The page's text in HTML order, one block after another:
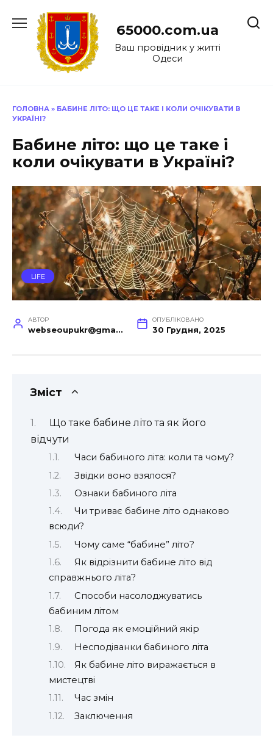
до
65000.com.ua
Ваш провідник у житті
Одеси
ГОЛОВНА » БАБИНЕ ЛІТО: ЩО ЦЕ ТАКЕ І КОЛИ ОЧІКУВАТИ В
УКРАЇНІ?
Бабине літо: що це таке і
коли очікувати в Україні?
LIFE
АВТОР
webseoupukr@gmail.com
ОПУБЛІКОВАНО
30 Грудня, 2025
Зміст
Що таке бабине літо та як його
відчути
Часи бабиного літа: коли та чому?
Звідки воно взялося?
Ознаки бабиного літа
Чи триває бабине літо однаково
всюди?
Чому саме “бабине” літо?
Як відрізнити бабине літо від
справжнього літа?
Способи насолоджуватись
бабиним літом
Погода як емоційний якір
Несподіванки бабиного літа
Як бабине літо виражається в
мистецтві
Час змін
Заключення